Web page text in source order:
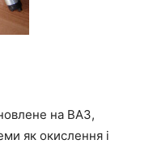
на ВАЗ,
як окислення і